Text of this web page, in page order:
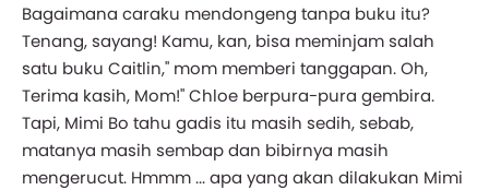
Bagaimana caraku mendongeng tanpa buku itu?
Tenang, sayang! Kamu, kan, bisa meminjam salah
satu buku Caitlin," mom memberi tanggapan. Oh,
Terima kasih, Mom!" Chloe berpura-pura gembira.
Tapi, Mimi Bo tahu gadis itu masih sedih, sebab,
matanya masih sembap dan bibirnya masih
mengerucut. Hmmm ... apa yang akan dilakukan Mimi